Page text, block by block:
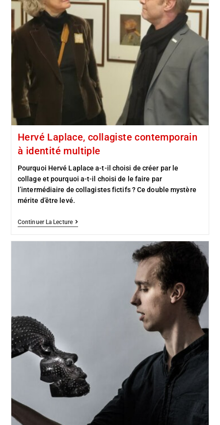
Hervé Laplace, collagiste contemporain
à identité multiple
Pourquoi Hervé Laplace a-t-il choisi de créer par le
collage et pourquoi a-t-il choisi de le faire par
l’intermédiaire de collagistes fictifs ? Ce double mystère
mérite d’être levé.
Continuer La Lecture